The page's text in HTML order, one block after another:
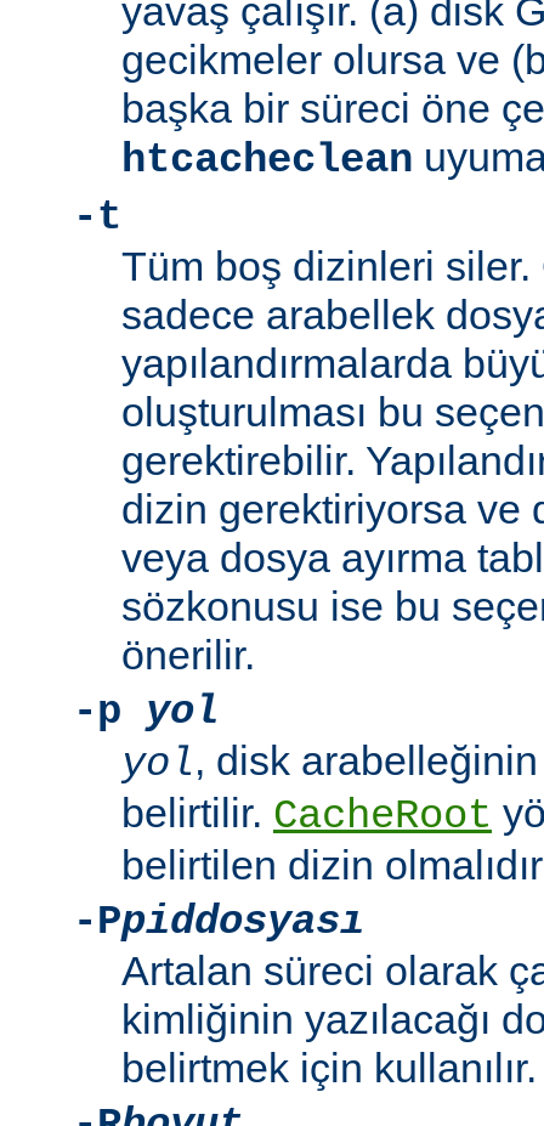
yavaş çalışır. (a) disk
gecikmeler olursa ve
başka bir süreci öne
htcacheclean
-t
Tüm boş dizinleri siler.
sadece arabellek
yapılandırmalarda
oluşturulması bu
gerektirebilir.
dizin gerektiriyorsa ve
veya dosya ayırma
sözkonusu ise bu
önerilir.
-p yol
yol, disk
belirtilir. CacheRoot
belirtilen dizin
-Ppiddosyası
Artalan süreci olarak
kimliğinin yazılacağı
belirtmek için kullanılır.